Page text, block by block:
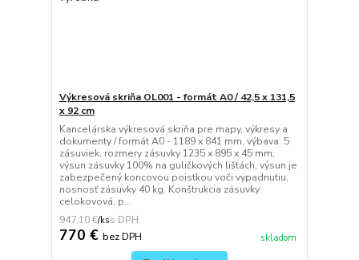
Výkresová skriňa OL001 - formát A0 / 42,5 x 131,5
x 92 cm
Kancelárska výkresová skriňa pre mapy, výkresy a
dokumenty / formát A0 - 1189 x 841 mm, výbava: 5
zásuviek, rozmery zásuvky 1235 x 895 x 45 mm,
výsun zásuvky 100% na guličkových lištách, výsun je
zabezpečený koncovou poistkou voči vypadnutiu,
nosnosť zásuvky 40 kg. Konštrukcia zásuvky:
celokovová, p...
947,10 €/ks
770 € bez DPH skladom